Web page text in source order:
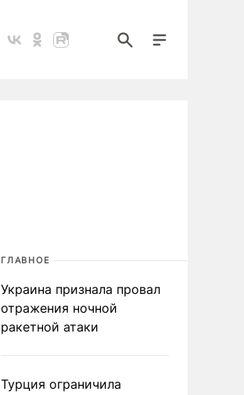
ГЛАВНОЕ
Украина признала провал
отражения ночной
ракетной атаки
Турция ограничила